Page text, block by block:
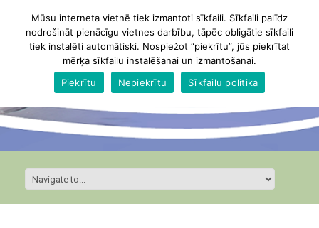
Mūsu interneta vietnē tiek izmantoti sīkfaili. Sīkfaili palīdz
nodrošināt pienācīgu vietnes darbību, tāpēc obligātie sīkfaili
tiek instalēti automātiski. Nospiežot “piekrītu”, jūs piekrītat
mērķa sīkfailu instalēšanai un izmantošanai.
Piekrītu
Nepiekrītu Sīkfailu politika